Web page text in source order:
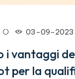
03-09-2023
i vantaggi
per la